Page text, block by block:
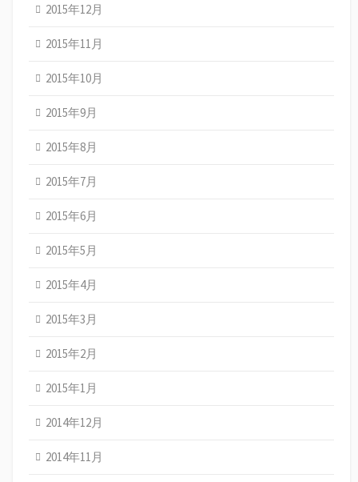
2015年12月
2015年11月
2015年10月
2015年9月
2015年8月
2015年7月
2015年6月
2015年5月
2015年4月
2015年3月
2015年2月
2015年1月
2014年12月
2014年11月